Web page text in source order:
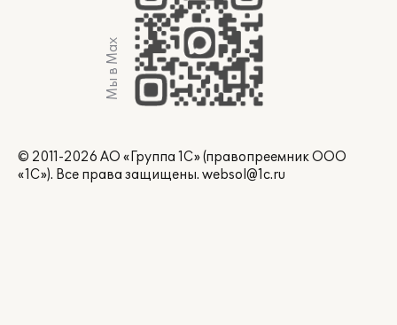
Мы в Max
© 2011-2026 АО «Группа 1С» (правопреемник ООО
«1С»). Все права защищены. websol@1c.ru